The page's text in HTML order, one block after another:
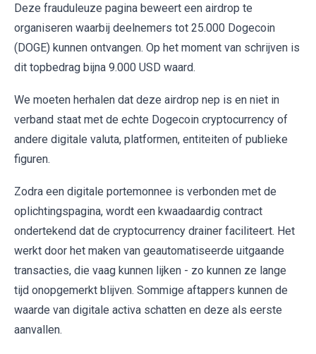
Deze frauduleuze pagina beweert een airdrop te
organiseren waarbij deelnemers tot 25.000 Dogecoin
(DOGE) kunnen ontvangen. Op het moment van schrijven is
dit topbedrag bijna 9.000 USD waard.
We moeten herhalen dat deze airdrop nep is en niet in
verband staat met de echte Dogecoin cryptocurrency of
andere digitale valuta, platformen, entiteiten of publieke
figuren.
Zodra een digitale portemonnee is verbonden met de
oplichtingspagina, wordt een kwaadaardig contract
ondertekend dat de cryptocurrency drainer faciliteert. Het
werkt door het maken van geautomatiseerde uitgaande
transacties, die vaag kunnen lijken - zo kunnen ze lange
tijd onopgemerkt blijven. Sommige aftappers kunnen de
waarde van digitale activa schatten en deze als eerste
aanvallen.